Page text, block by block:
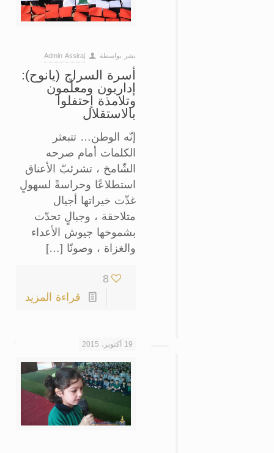
نشر بواسطة Admin Assiraj
أسرة السراج (يانوح):
إداريون ومعلّمون
وتلامذة إحتفلوا
بالاستقلال
إنّه الوطن… تتبعثر
الكلمات أمام صرحه
الشّامخ ، تشرئبّ الأعناق
استطلاعًا وحراسةً لسهولٍ
غذّت خيراتها أجيال
متلاحقة ، وجبالٍ تحدّت
بشموخها جيوش الأعداء
والغزاة ، وصونًا […]
8
قراءة المزيد
19 أكتوبر، 2015